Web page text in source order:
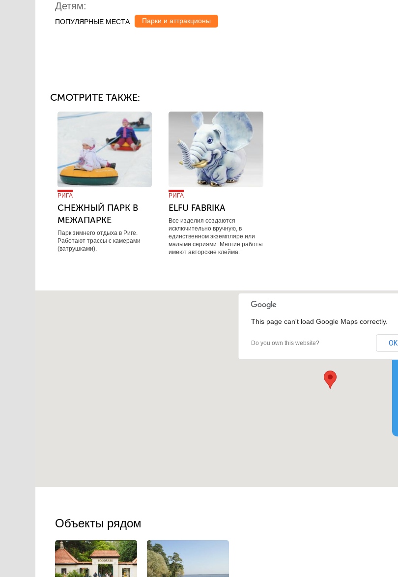
Детям:
ПОПУЛЯРНЫЕ МЕСТА Парки и аттракционы
СМОТРИТЕ ТАКЖЕ:
РИГА
СНЕЖНЫЙ ПАРК В
МЕЖАПАРКЕ
Парк зимнего отдыха в Риге.
Работают трассы с камерами
(ватрушками).
РИГА
ELFU FABRIKA
Все изделия создаются
исключительно вручную, в
единственном экземпляре или
малыми сериями. Многие работы
имеют авторские клейма.
This page can't load Google Maps correctly.
Do you own this website? OK
Объекты рядом